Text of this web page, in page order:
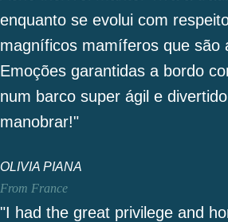
enquanto se evolui com
magníficos mamíferos que são
Emoções garantidas a bordo
num barco super ágil e
manobrar!"
OLIVIA PIANA
From France
"I had the great privilege and